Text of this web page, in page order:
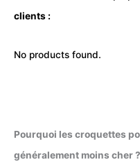
clients :
No products found.
Pourquoi les croquettes
généralement moins cher ?